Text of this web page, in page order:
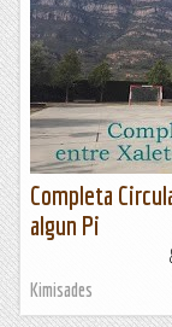
Completa
algun Pi
Kimisades